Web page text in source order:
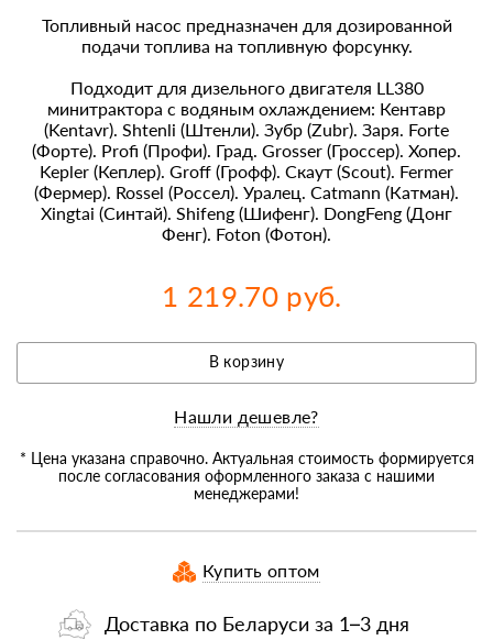
Топливный насос предназначен для дозированной
подачи топлива на топливную форсунку.
Подходит для дизельного двигателя LL380
минитрактора с водяным охлаждением: Кентавр
(Kentavr). Shtenli (Штенли). Зубр (Zubr). Заря. Forte
(Форте). Profi (Профи). Град. Grosser (Гроссер). Хопер.
Kepler (Кеплер). Groff (Грофф). Скаут (Scout). Fermer
(Фермер). Rossel (Россел). Уралец. Catmann (Катман).
Xingtai (Синтай). Shifeng (Шифенг). DongFeng (Донг
Фенг). Foton (Фотон).
1 219.70 руб.
В корзину
Нашли дешевле?
* Цена указана справочно. Актуальная стоимость формируется
после согласования оформленного заказа с нашими
менеджерами!
Купить оптом
Доставка по Беларуси за 1–3 дня